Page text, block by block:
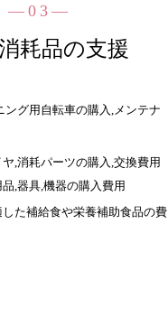
―03―
耗品の支援
ング用自転車の購入,メンテナ
ヤ,消耗パーツの購入,交換費用
,器具,機器の購入費用
した補給食や栄養補助食品の費